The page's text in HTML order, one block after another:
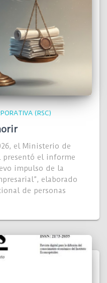
(RSC)
el Ministerio de
presentó el informe
impulso de la
elaborado
de personas